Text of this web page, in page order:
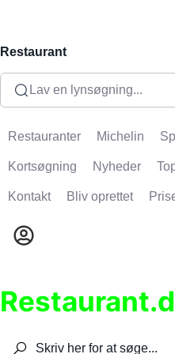
Restaurant
Lav en lynsøgning...
Restauranter Michelin
Kortsøgning Nyheder
Kontakt Bliv oprettet